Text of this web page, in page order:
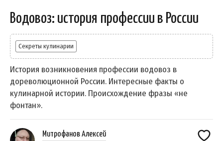
Водовоз: история профессии в России
Секреты кулинарии
История возникновения профессии водовоз в
дореволюционной России. Интересные факты о
кулинарной истории. Происхождение фразы «не
фонтан».
Митрофанов Алексей